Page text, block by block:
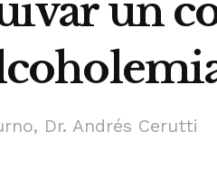
un
Dr. Andrés Cerutti